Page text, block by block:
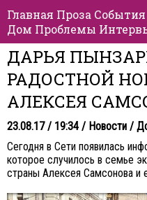
Главная Проза События
Дом Проблемы
ДАРЬЯ
РАДОСТНОЙ
АЛЕКСЕЯ
23.08.17 / 19:34 / Новости /
Сегодня в Сети появилась
которое случилось в семье
страны Алексея Самсонова и